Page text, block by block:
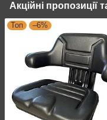
Акційні пропозиції
Топ –6%